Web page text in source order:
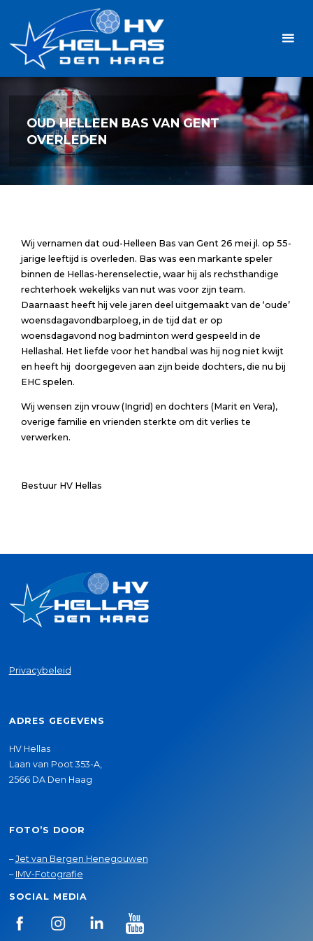
inhoud
OUD HELLEEN BAS VAN GENT
OVERLEDEN
Wij vernamen dat oud-Helleen Bas van Gent 26 mei jl. op 55-
jarige leeftijd is overleden. Bas was een markante speler
binnen de Hellas-herenselectie, waar hij als rechsthandige
rechterhoek wekelijks van nut was voor zijn team.
Daarnaast heeft hij vele jaren deel uitgemaakt van de ‘oude’
woensdagavondbarploeg, in de tijd dat er op
woensdagavond nog badminton werd gespeeld in de
Hellashal. Het liefde voor het handbal was hij nog niet kwijt
en heeft hij doorgegeven aan zijn beide dochters, die nu bij
EHC spelen.
Wij wensen zijn vrouw (Ingrid) en dochters (Marit en Vera),
overige familie en vrienden sterkte om dit verlies te
verwerken.
Bestuur HV Hellas
Privacybeleid
ADRES GEGEVENS
HV Hellas
Laan van Poot 353-A,
2566 DA Den Haag
FOTO’S DOOR
–Jet van Bergen Henegouwen
– IMV-Fotografie
SOCIAL MEDIA